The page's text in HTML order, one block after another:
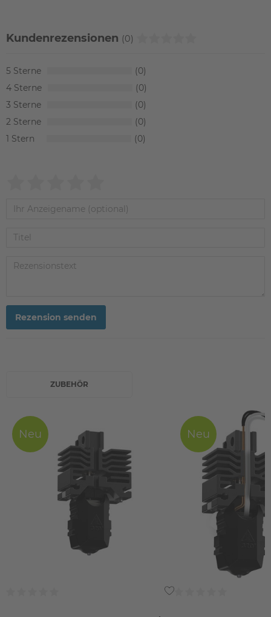
Kundenrezensionen (0)
5
0
4
0
3
0
2
0
1
0
Rezension senden
ZUBEHÖR
Neu Neu